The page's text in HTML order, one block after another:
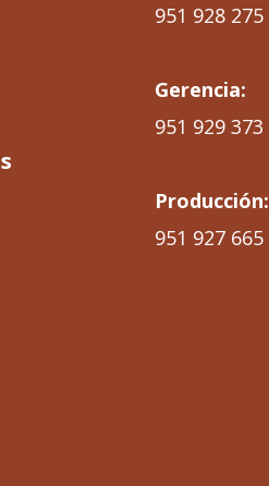
951 928 275
Gerencia:
951 929 373
Producción:
951 927 665